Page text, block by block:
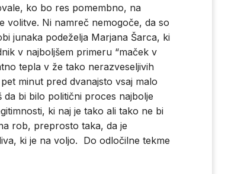
ko bo res pomembno, na
volitve. Ni namreč nemogoče, da so
junaka podeželja Marjana Šarca, ki
v najboljšem primeru “maček v
tepla v že tako nerazveseljivih
minut pred dvanajsto vsaj malo
da bi bilo politični proces najbolje
ki naj je tako ali tako ne bi
rob, preprosto taka, da je
ki je na voljo. Do odločilne tekme